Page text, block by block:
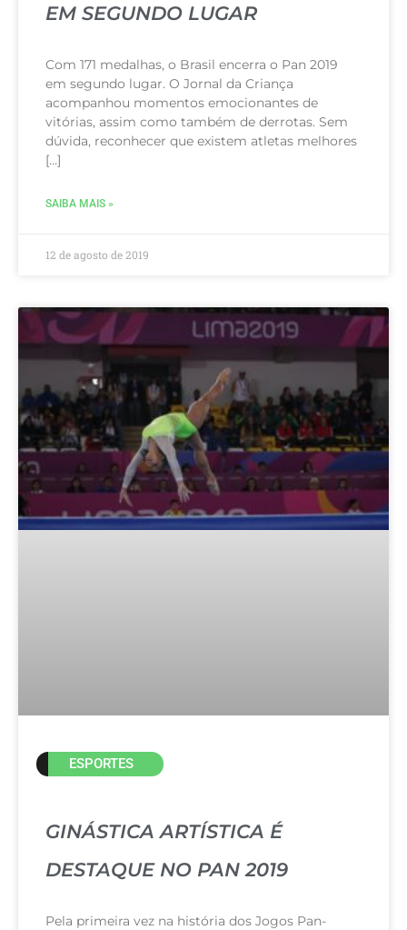
EM SEGUNDO LUGAR
Com 171 medalhas, o Brasil encerra o Pan 2019
em segundo lugar. O Jornal da Criança
acompanhou momentos emocionantes de
vitórias, assim como também de derrotas. Sem
dúvida, reconhecer que existem atletas melhores
[…]
SAIBA MAIS »
12 de agosto de 2019
ESPORTES
GINÁSTICA ARTÍSTICA É
DESTAQUE NO PAN 2019
Pela primeira vez na história dos Jogos Pan-